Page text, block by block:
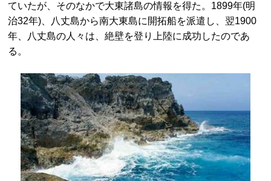
ていたが、そのなかで大東諸島の情報を得た。1899年(明
治32年)、八丈島から南大東島に開拓船を派遣し、翌1900
年、八丈島の人々は、絶壁を登り上陸に成功したのであ
る。